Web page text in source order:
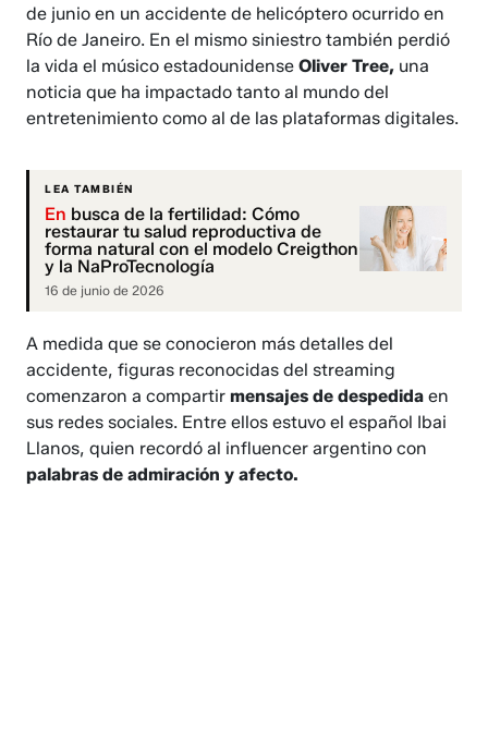
de junio en un accidente de helicóptero ocurrido en
Río de Janeiro. En el mismo siniestro también perdió
la vida el músico estadounidenseOliver Tree, una
noticia que ha impactado tanto al mundo del
entretenimiento como al de las plataformas digitales.
LEA TAMBIÉN
En busca de la fertilidad: Cómo
restaurar tu salud reproductiva de
forma natural con el modelo Creigthon
y la NaProTecnología
16 de junio de 2026
A medida que se conocieron más detalles del
accidente, figuras reconocidas del streaming
comenzaron a compartirmensajes de despedida en
sus redes sociales. Entre ellos estuvo el español Ibai
Llanos, quien recordó al influencer argentino con
palabras de admiración y afecto.